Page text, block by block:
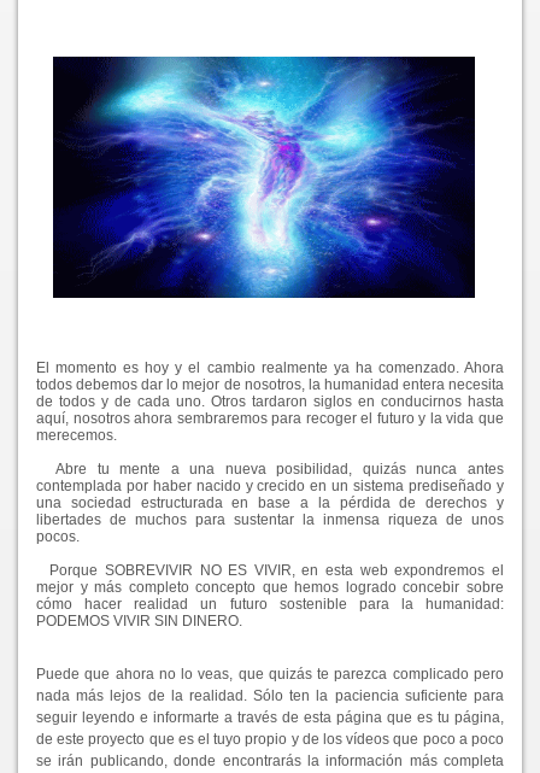
El momento es hoy y el cambio realmente ya ha comenzado. Ahora
todos debemos dar lo mejor de nosotros, la humanidad entera necesita
de todos y de cada uno. Otros tardaron siglos en conducirnos hasta
aquí, nosotros ahora sembraremos para recoger el futuro y la vida que
merecemos.
Abre tu mente a una nueva posibilidad, quizás nunca antes
contemplada por haber nacido y crecido en un sistema prediseñado y
una sociedad estructurada en base a la pérdida de derechos y
libertades de muchos para sustentar la inmensa riqueza de unos
pocos.
Porque SOBREVIVIR NO ES VIVIR, en esta web expondremos el
mejor y más completo concepto que hemos logrado concebir sobre
cómo hacer realidad un futuro sostenible para la humanidad:
PODEMOS VIVIR SIN DINERO.
Puede que ahora no lo veas, que quizás te parezca complicado pero
nada más lejos de la realidad. Sólo ten la paciencia suficiente para
seguir leyendo e informarte a través de esta página que es tu página,
de este proyecto que es el tuyo propio y de los vídeos que poco a poco
se irán publicando, donde encontrarás la información más completa